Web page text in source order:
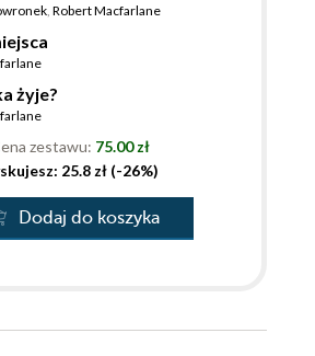
Robert Macfarlane
żyje?
zestawu: 75.00 zł
25.8 zł (-26%)
Dodaj do koszyka